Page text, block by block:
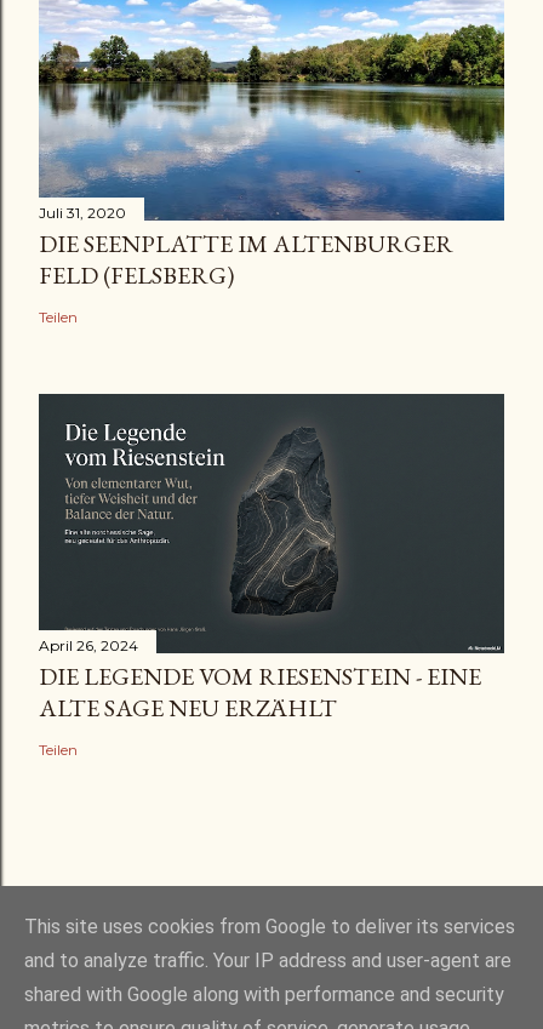
Juli 31, 2020
DIE SEENPLATTE IM ALTENBURGER
FELD (FELSBERG)
Teilen
April 26, 2024
DIE LEGENDE VOM RIESENSTEIN - EINE
ALTE SAGE NEU ERZÄHLT
Teilen
Powered by Blogger
This site uses cookies from Google to deliver its services
and to analyze traffic. Your IP address and user-agent are
shared with Google along with performance and security